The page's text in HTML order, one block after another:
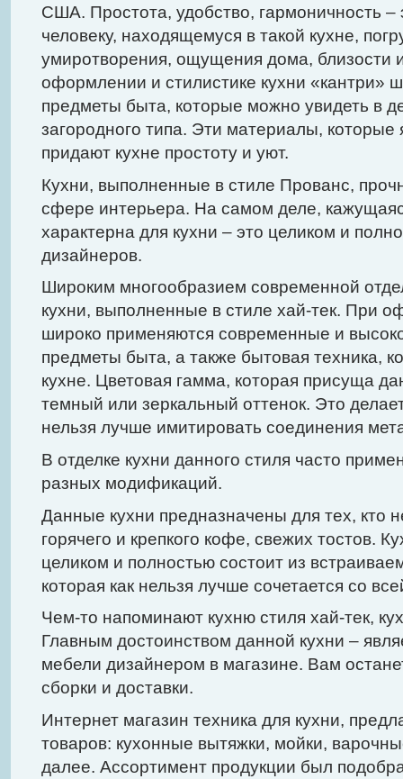
США. Простота, удобство, гармоничность –
человеку, находящемуся в такой кухне,
умиротворения, ощущения дома, близости
оформлении и стилистике кухни «кантри»
предметы быта, которые можно увидеть в
загородного типа. Эти материалы,
придают кухне простоту и уют.
Кухни, выполненные в стиле Прованс,
сфере интерьера. На самом деле,
характерна для кухни – это целиком и
дизайнеров.
Широким многообразием современной
кухни, выполненные в стиле хай-тек. При
широко применяются современные и
предметы быта, а также бытовая техника,
кухне. Цветовая гамма, которая присуща
темный или зеркальный оттенок. Это
нельзя лучше имитировать соединения
В отделке кухни данного стиля часто
разных модификаций.
Данные кухни предназначены для тех, кто
горячего и крепкого кофе, свежих тостов.
целиком и полностью состоит из
которая как нельзя лучше сочетается со
Чем-то напоминают кухню стиля хай-тек,
Главным достоинством данной кухни –
мебели дизайнером в магазине. Вам
сборки и доставки.
Интернет магазин техника для кухни,
товаров: кухонные вытяжки, мойки,
далее. Ассортимент продукции был